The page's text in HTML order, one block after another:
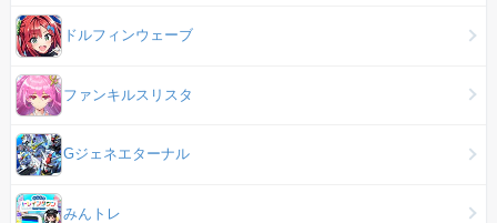
ドルフィンウェーブ
ファンキルスリスタ
Gジェネエターナル
みんトレ